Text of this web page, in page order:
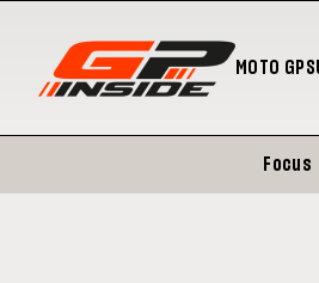
MOTO GP
Focus